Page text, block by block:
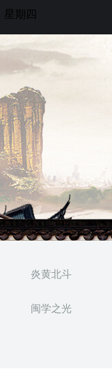
星期四
炎黄北斗
闽学之光